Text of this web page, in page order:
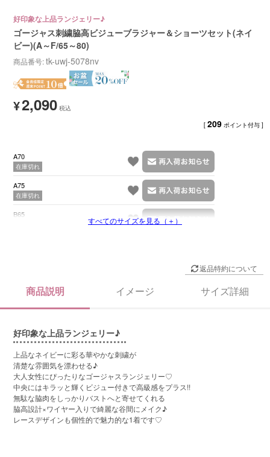
好印象な上品ランジェリー♪
ゴージャス刺繍脇高ビジューブラジャー＆ショーツセット(ネイ
ビー)(A～F/65～80)
商品番号 tk-uwj-5078nv
¥2,090
[ 209 ポイント付与 ]
A70
在庫切れ
A75
在庫切れ
B65
すべてのサイズを見る（＋）
返品特約について
商品説明 イメージ サイズ詳細
好印象な上品ランジェリー♪
上品なネイビーに彩る華やかな刺繍が
清楚な雰囲気を漂わせる♪
大人女性にぴったりなゴージャスランジェリー♡
中央にはキラッと輝くビジュー付きで高級感をプラス!!
無駄な脇肉をしっかりバストへと寄せてくれる
脇高設計×ワイヤー入りで綺麗な谷間にメイク♪
レースデザインも個性的で魅力的な1着です♡